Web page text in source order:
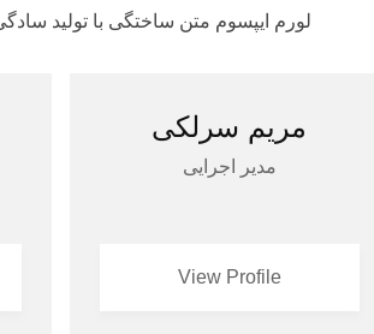
لورم ایپسوم متن ساختگی با تولید
مریم سرلکی
مدیر اجرایی
View Profile